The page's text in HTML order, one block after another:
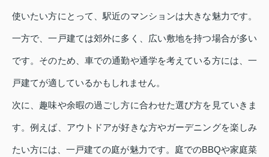
使いたい方にとって、駅近のマンションは大きな魅力です。
一方で、一戸建ては郊外に多く、広い敷地を持つ場合が多い
です。そのため、車での通勤や通学を考えている方には、一
戸建てが適しているかもしれません。
次に、趣味や余暇の過ごし方に合わせた選び方を見ていきま
す。例えば、アウトドアが好きな方やガーデニングを楽しみ
たい方には、一戸建ての庭が魅力です。庭でのBBQや家庭菜